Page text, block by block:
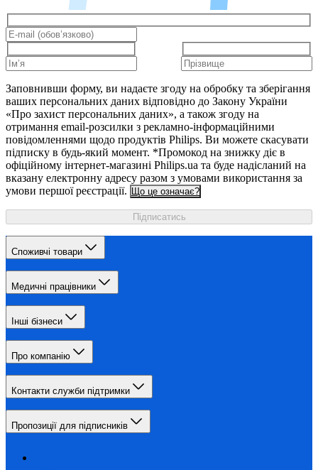
Заповнивши форму, ви надаєте згоду на обробку та зберігання
ваших персональних даних відповідно до Закону України
«Про захист персональних даних», а також згоду на
отримання email-розсилки з рекламно-інформаційними
повідомленнями щодо продуктів Philips. Ви можете скасувати
підписку в будь-який момент. *Промокод на знижку діє в
офіційному інтернет-магазині Philips.ua та буде надісланий на
вказану електронну адресу разом з умовами використання за
умови першої реєстрації.
Що це означає?
Підписатись
Споживчі товари
Медичні працівники
Інші бізнеси
Про компанію
Контакти служби підтримки
Пропозиції для підписників